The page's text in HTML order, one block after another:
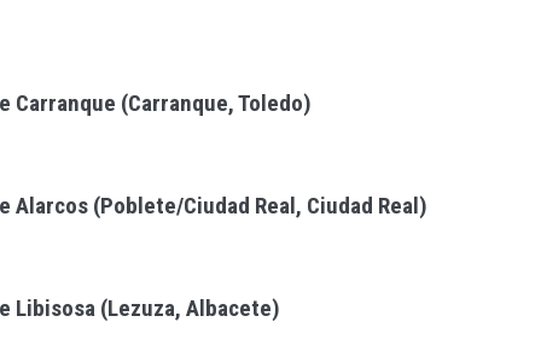
Carranque (Carranque, Toledo)
Alarcos (Poblete/Ciudad Real, Ciudad Real)
Libisosa (Lezuza, Albacete)